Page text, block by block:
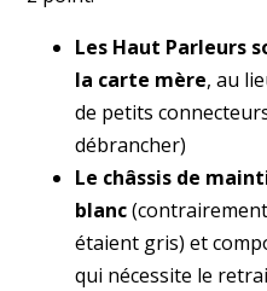
Les Haut Parleurs
la carte mère, au
de petits
débrancher)
Le châssis de
blanc
étaient gris) et
qui nécessite le